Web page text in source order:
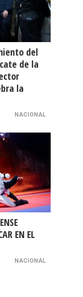
del
de la
la
NACIONAL
EN EL
NACIONAL